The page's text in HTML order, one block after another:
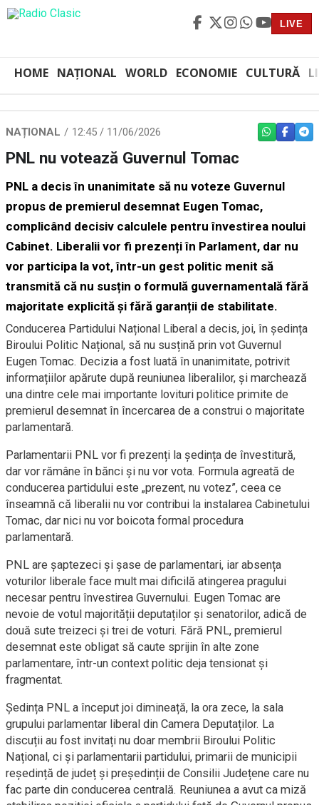
LIVE
HOME NAȚIONAL WORLD ECONOMIE CULTURĂ
NAȚIONAL 12:45 / 11/06/2026 WHATSAPP
PNL nu votează Guvernul Tomac
PNL a decis în unanimitate să nu voteze Guvernul
propus de premierul desemnat Eugen Tomac,
complicând decisiv calculele pentru învestirea noului
Cabinet. Liberalii vor fi prezenți în Parlament, dar nu
vor participa la vot, într-un gest politic menit să
transmită că nu susțin o formulă guvernamentală fără
majoritate explicită și fără garanții de stabilitate.
Conducerea Partidului Național Liberal a decis, joi, în ședința
Biroului Politic Național, să nu susțină prin vot Guvernul
Eugen Tomac. Decizia a fost luată în unanimitate, potrivit
informațiilor apărute după reuniunea liberalilor, și marchează
una dintre cele mai importante lovituri politice primite de
premierul desemnat în încercarea de a construi o majoritate
parlamentară.
Parlamentarii PNL vor fi prezenți la ședința de învestitură,
dar vor rămâne în bănci și nu vor vota. Formula agreată de
conducerea partidului este „prezent, nu votez”, ceea ce
înseamnă că liberalii nu vor contribui la instalarea Cabinetului
Tomac, dar nici nu vor boicota formal procedura
parlamentară.
PNL are șaptezeci și șase de parlamentari, iar absența
voturilor liberale face mult mai dificilă atingerea pragului
necesar pentru învestirea Guvernului. Eugen Tomac are
nevoie de votul majorității deputaților și senatorilor, adică de
două sute treizeci și trei de voturi. Fără PNL, premierul
desemnat este obligat să caute sprijin în alte zone
parlamentare, într-un context politic deja tensionat și
fragmentat.
Ședința PNL a început joi dimineață, la ora zece, la sala
grupului parlamentar liberal din Camera Deputaților. La
discuții au fost invitați nu doar membrii Biroului Politic
Național, ci și parlamentarii partidului, primarii de municipii
reședință de județ și președinții de Consilii Județene care nu
fac parte din conducerea centrală. Reuniunea a avut ca miză